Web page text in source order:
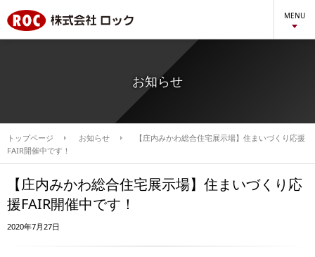
MENU
お知らせ
トップページ お知らせ
【庄内みかわ総合住宅展示場】住まいづくり応援
FAIR開催中です！
【庄内みかわ総合住宅展示場】住まいづくり応
援FAIR開催中です！
2020年7月27日